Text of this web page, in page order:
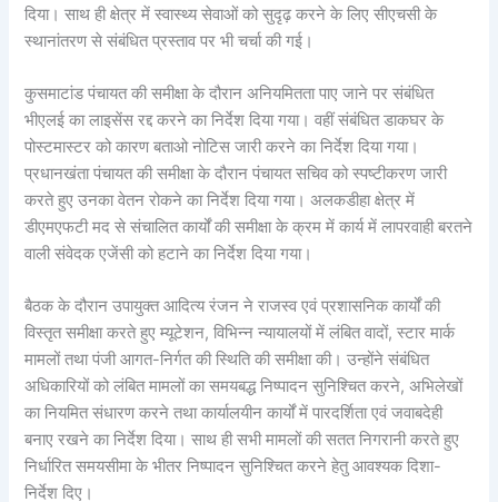
दिया। साथ ही क्षेत्र में स्वास्थ्य सेवाओं को सुदृढ़ करने के लिए सीएचसी के
स्थानांतरण से संबंधित प्रस्ताव पर भी चर्चा की गई।
कुसमाटांड पंचायत की समीक्षा के दौरान अनियमितता पाए जाने पर संबंधित
भीएलई का लाइसेंस रद्द करने का निर्देश दिया गया। वहीं संबंधित डाकघर के
पोस्टमास्टर को कारण बताओ नोटिस जारी करने का निर्देश दिया गया।
प्रधानखंता पंचायत की समीक्षा के दौरान पंचायत सचिव को स्पष्टीकरण जारी
करते हुए उनका वेतन रोकने का निर्देश दिया गया। अलकडीहा क्षेत्र में
डीएमएफटी मद से संचालित कार्यों की समीक्षा के क्रम में कार्य में लापरवाही बरतने
वाली संवेदक एजेंसी को हटाने का निर्देश दिया गया।
बैठक के दौरान उपायुक्त आदित्य रंजन ने राजस्व एवं प्रशासनिक कार्यों की
विस्तृत समीक्षा करते हुए म्यूटेशन, विभिन्न न्यायालयों में लंबित वादों, स्टार मार्क
मामलों तथा पंजी आगत-निर्गत की स्थिति की समीक्षा की। उन्होंने संबंधित
अधिकारियों को लंबित मामलों का समयबद्ध निष्पादन सुनिश्चित करने, अभिलेखों
का नियमित संधारण करने तथा कार्यालयीन कार्यों में पारदर्शिता एवं जवाबदेही
बनाए रखने का निर्देश दिया। साथ ही सभी मामलों की सतत निगरानी करते हुए
निर्धारित समयसीमा के भीतर निष्पादन सुनिश्चित करने हेतु आवश्यक दिशा-
निर्देश दिए।